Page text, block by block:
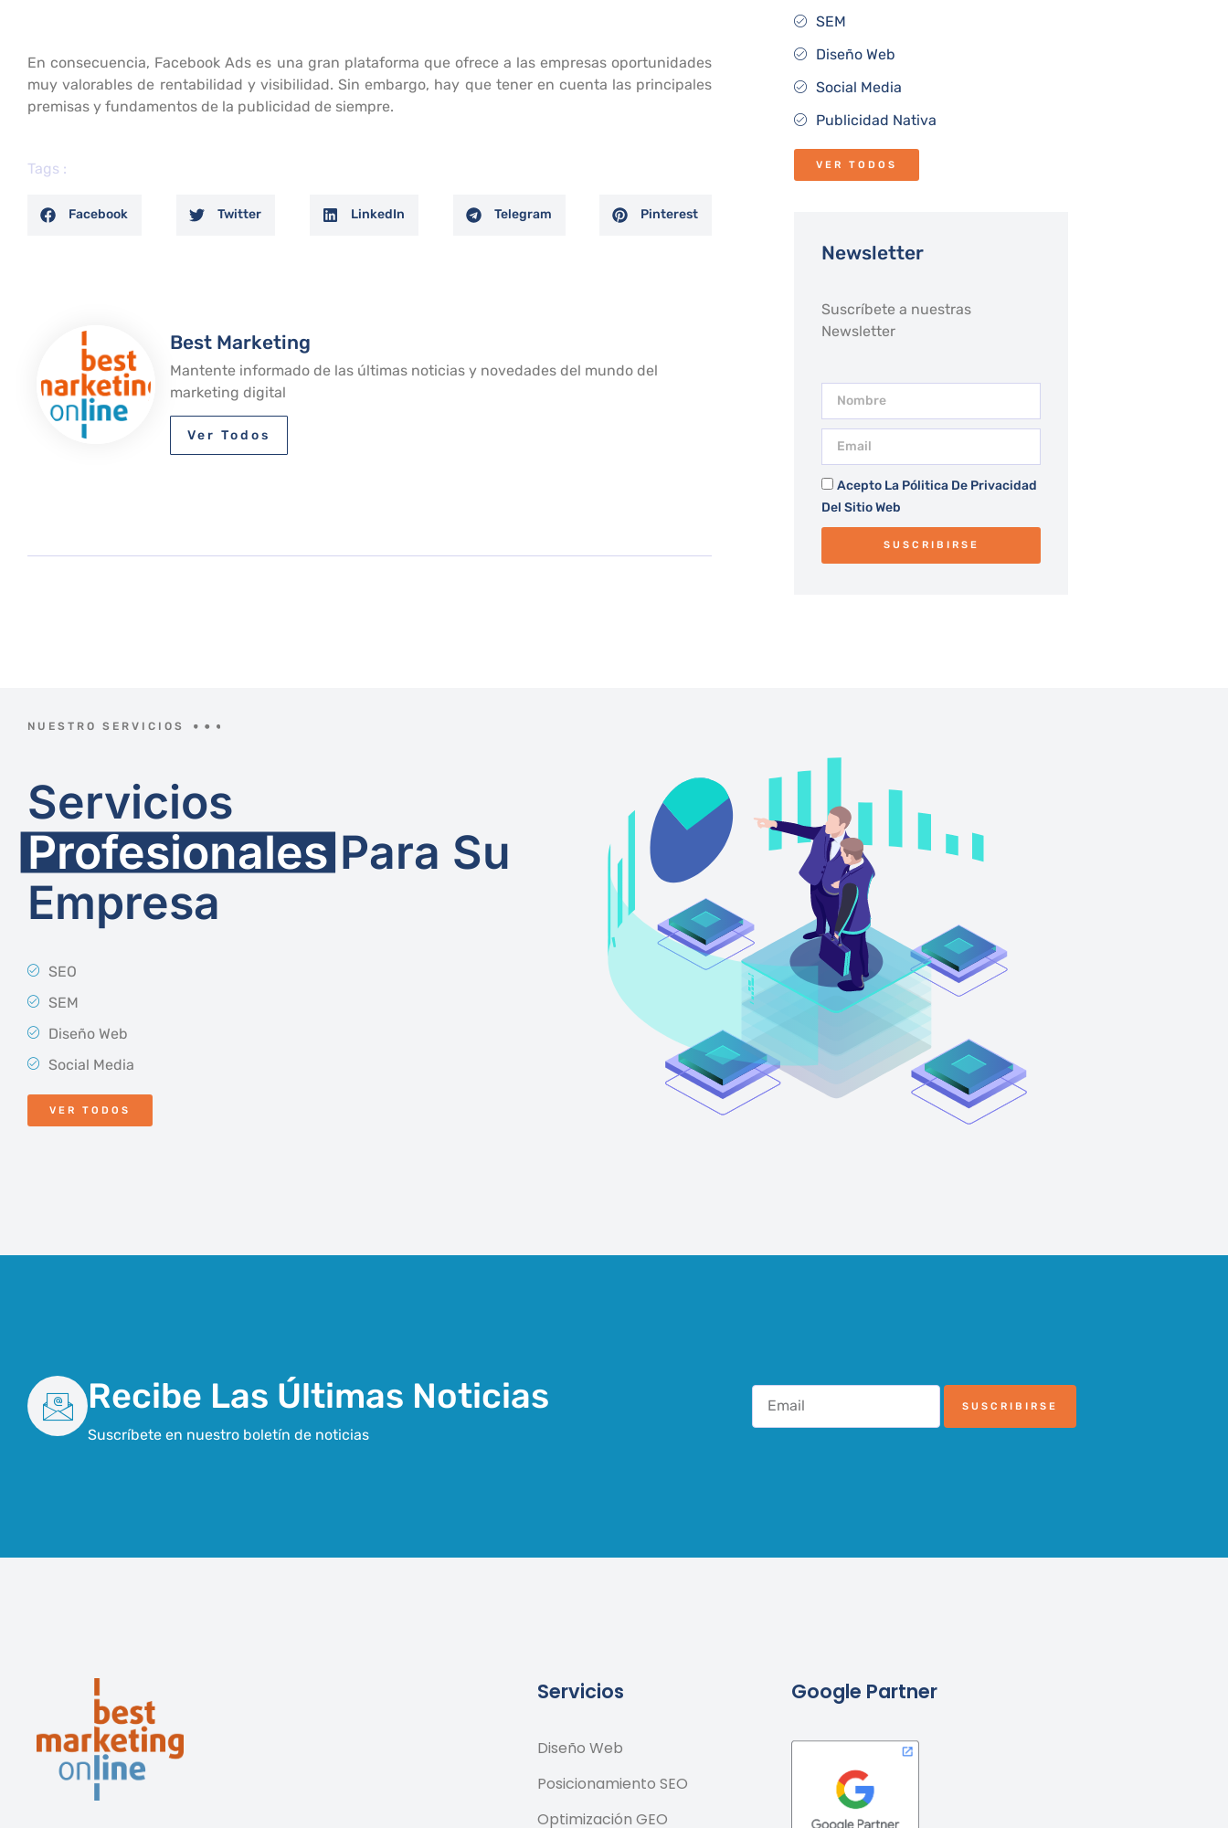
En consecuencia, Facebook Ads es una gran plataforma que ofrece a las empresas oportunidades
muy valorables de rentabilidad y visibilidad. Sin embargo, hay que tener en cuenta las principales
premisas y fundamentos de la publicidad de siempre.
Tags :
Facebook Twitter LinkedIn Telegram Pinterest
Best Marketing
Mantente informado de las últimas noticias y novedades del mundo del
marketing digital
Ver Todos
SEM
Diseño Web
Social Media
Publicidad Nativa
VER TODOS
Newsletter
Suscríbete a nuestras
Newsletter
Acepto La Pólitica De Privacidad
Del Sitio Web
SUSCRIBIRSE
NUESTRO SERVICIOS
Servicios
Profesionales Para Su
Empresa
SEO
SEM
Diseño Web
Social Media
VER TODOS
Recibe Las Últimas Noticias
Suscríbete en nuestro boletín de noticias
SUSCRIBIRSE
Servicios
Diseño Web
Posicionamiento SEO
Optimización GEO
Google Partner